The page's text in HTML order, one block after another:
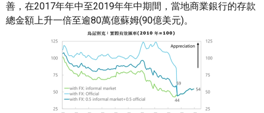
善，在2017年年中至2019年年中期間，當地商業銀行的存款
總金額上升一倍至逾80萬億蘇姆(90億美元)。